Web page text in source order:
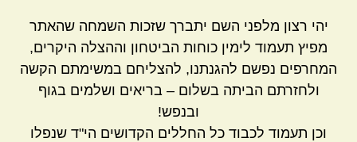
יהי רצון מלפני השם יתברך שזכות השמחה שהאתר
מפיץ תעמוד לימין כוחות הביטחון וההצלה היקרים,
המחרפים נפשם להגנתנו, להצליחם במשימתם הקשה
ולחזרתם הביתה בשלום – בריאים ושלמים בגוף
ובנפש!
וכן תעמוד לכבוד כל החללים הקדושים הי"ד שנפלו